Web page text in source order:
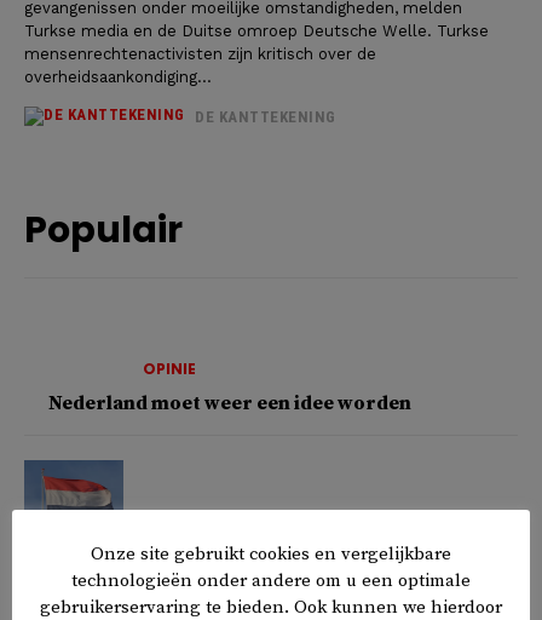
gevangenissen onder moeilijke omstandigheden, melden
Turkse media en de Duitse omroep Deutsche Welle. Turkse
mensenrechtenactivisten zijn kritisch over de
overheidsaankondiging...
DE KANTTEKENING
Populair
OPINIE
Nederland moet weer een idee worden
Welke vijf stukken over Nederland moet je echt
lezen?
Onze site gebruikt cookies en vergelijkbare
technologieën onder andere om u een optimale
gebruikerservaring te bieden. Ook kunnen we hierdoor